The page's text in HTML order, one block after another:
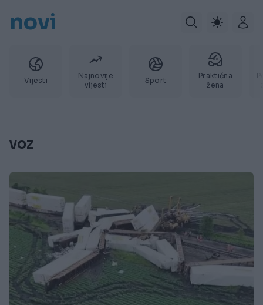
novi
Vijesti
Najnovije
vijesti
Sport
Praktična
žena
voz